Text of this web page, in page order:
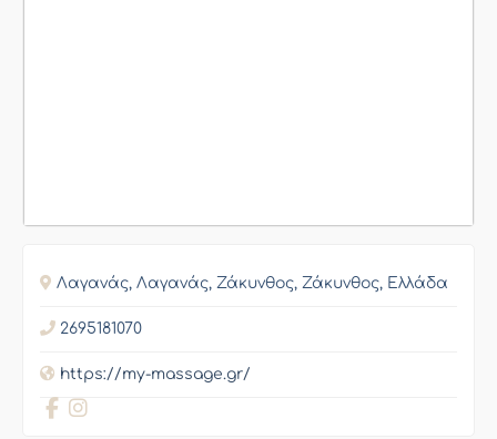
Λαγανάς, Λαγανάς, Ζάκυνθος, Ζάκυνθος, Ελλάδα
2695181070
https://my-massage.gr/